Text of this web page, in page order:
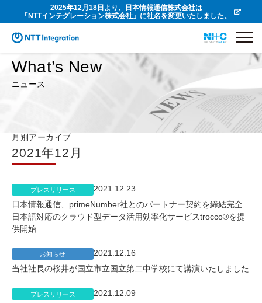
2025年12月18日より、日本情報通信株式会社は
「NTTインテグレーション株式会社」に社名を変更いたしました。
What’s New
ニュース
月別アーカイブ
2021年12月
プレスリリース
2021.12.23
日本情報通信、primeNumber社とのパートナー契約を締結完全
日本語対応のクラウド型データ活用効率化サービスtrocco®を提
供開始
お知らせ
2021.12.16
当社社長の桜井が国立市立国立第二中学校にて講演いたしました
プレスリリース
2021.12.09